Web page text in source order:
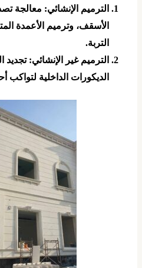
​الترميم الإنشائي: معالجة
الأسقف، وترميم الأعمدة
التربة.
​الترميم غير الإنشائي: تجديد
الديكورات الداخلية لتواكب